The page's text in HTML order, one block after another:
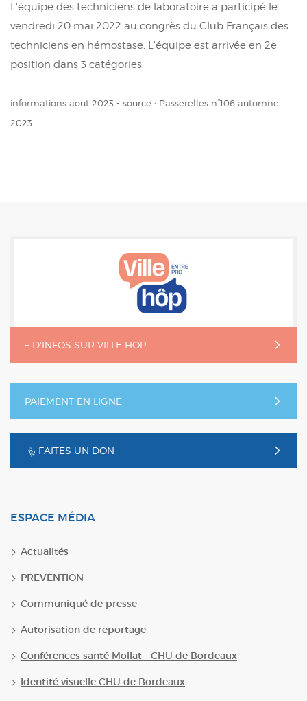
L'équipe des techniciens de laboratoire a participé le
vendredi 20 mai 2022 au congrès du Club Français des
techniciens en hémostase. L'équipe est arrivée en 2e
position dans 3 catégories.
informations aout 2023 - source : Passerelles n°106 automne
2023
+ D'INFOS SUR VILLE HOP
PAIEMENT EN LIGNE
FAITES UN DON
ESPACE MÉDIA
Actualités
PREVENTION
Communiqué de presse
Autorisation de reportage
Conférences santé Mollat - CHU de Bordeaux
Identité visuelle CHU de Bordeaux